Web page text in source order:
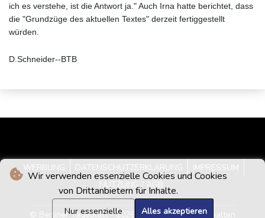
Wir verwenden essenzielle Cookies und Cookies
von Drittanbietern für Inhalte.
Nur essenzielle Alles akzeptieren
ich es verstehe, ist die Antwort ja." Auch Irna hatte berichtet, dass
die "Grundzüge des aktuellen Textes" derzeit fertiggestellt
würden.
D.Schneider--BTB
WERBUNG DATENSCHUTZERKLÄRUNG
IMPRESSUM
NUTZUNG / AGB
© Berliner Tageblatt - 2026 - Alle Rechte vorbehalten